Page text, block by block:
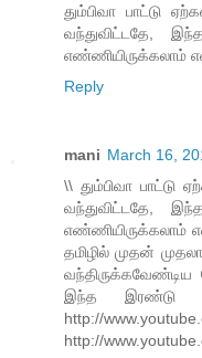
தும்பிவா பாட்டு
வந்துவிட்டதே,
எண்ணியிருக்கலாம்
Reply
mani March 16,
\\ தும்பிவா
வந்துவிட்டதே,
எண்ணியிருக்கலாம்
தமிழில் முதன்
இந்த இரண்டு
http://
http://